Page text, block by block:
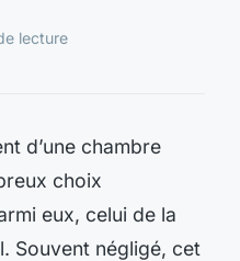
lecture
d’une chambre
choix
eux, celui de la
Souvent négligé, cet